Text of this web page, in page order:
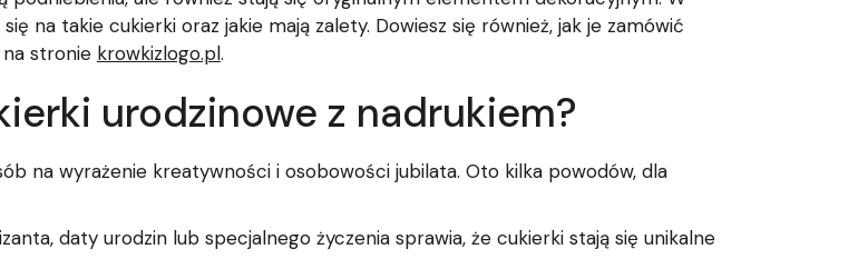
na takie cukierki oraz jakie mają zalety. Dowiesz się również, jak je zamówić
stronie krowkizlogo.pl.
urodzinowe z nadrukiem?
na wyrażenie kreatywności i osobowości jubilata. Oto kilka powodów, dla
daty urodzin lub specjalnego życzenia sprawia, że cukierki stają się unikalne